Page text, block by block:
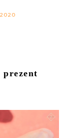
prezent